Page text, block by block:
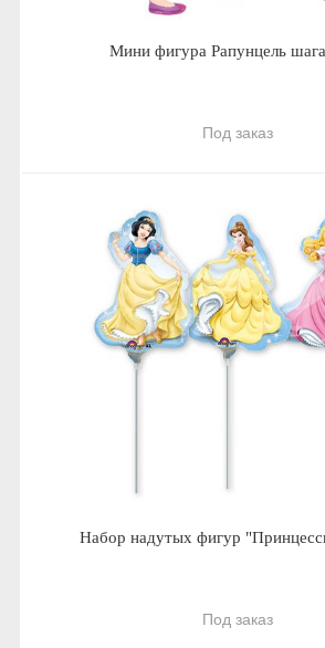
Мини фигура Рапунцель
Под заказ
Набор надутых фигур
Под заказ